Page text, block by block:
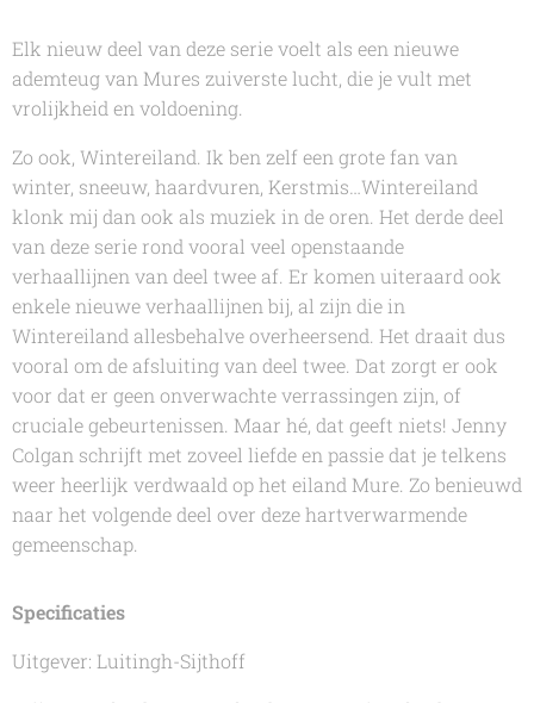
Elk nieuw deel van deze serie voelt als een nieuwe
ademteug van Mures zuiverste lucht, die je vult met
vrolijkheid en voldoening.
Zo ook, Wintereiland. Ik ben zelf een grote fan van
winter, sneeuw, haardvuren, Kerstmis… Wintereiland
klonk mij dan ook als muziek in de oren. Het derde deel
van deze serie rond vooral veel openstaande
verhaallijnen van deel twee af. Er komen uiteraard ook
enkele nieuwe verhaallijnen bij, al zijn die in
Wintereiland allesbehalve overheersend. Het draait dus
vooral om de afsluiting van deel twee. Dat zorgt er ook
voor dat er geen onverwachte verrassingen zijn, of
cruciale gebeurtenissen. Maar hé, dat geeft niets! Jenny
Colgan schrijft met zoveel liefde en passie dat je telkens
weer heerlijk verdwaald op het eiland Mure. Zo benieuwd
naar het volgende deel over deze hartverwarmende
gemeenschap.
Specificaties
Uitgever: Luitingh-Sijthoff